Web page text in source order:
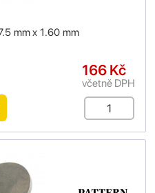
mm x 1.60 mm
166 Kč
včetně DPH